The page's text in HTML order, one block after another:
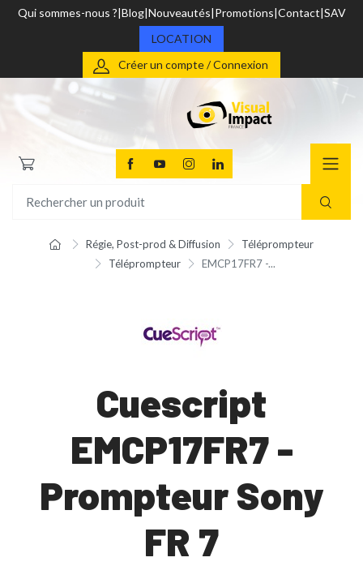
Qui sommes-nous ? Blog Nouveautés Promotions Contact SAV
LOCATION
Créer un compte / Connexion
Régie, Post-prod & Diffusion
Téléprompteur
Téléprompteur
EMCP17FR7 -...
Cuescript
EMCP17FR7 -
Prompteur Sony
FR 7